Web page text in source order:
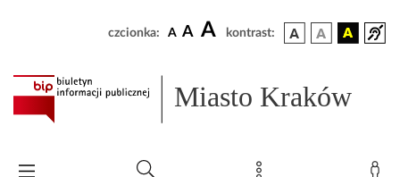
czcionka: A A A kontrast:
Miasto Kraków